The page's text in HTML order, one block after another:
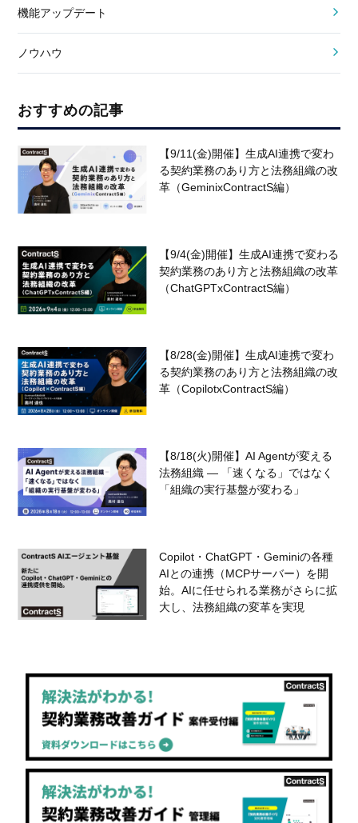
機能アップデート
ノウハウ
おすすめの記事
【9/11(金)開催】生成AI連携で変わ
る契約業務のあり方と法務組織の改
革（GeminixContractS編）
【9/4(金)開催】生成AI連携で変わる
契約業務のあり方と法務組織の改革
（ChatGPTxContractS編）
【8/28(金)開催】生成AI連携で変わ
る契約業務のあり方と法務組織の改
革（CopilotxContractS編）
【8/18(火)開催】AI Agentが変える
法務組織 — 「速くなる」ではなく
「組織の実行基盤が変わる」
Copilot・ChatGPT・Geminiの各種
AIとの連携（MCPサーバー）を開
始。AIに任せられる業務がさらに拡
大し、法務組織の変革を実現